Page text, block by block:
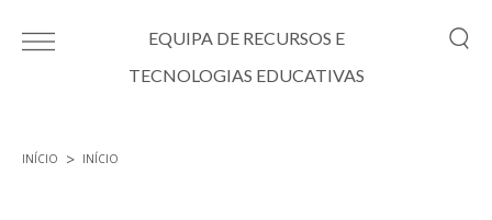
EQUIPA DE RECURSOS E
TECNOLOGIAS EDUCATIVAS
INÍCIO INÍCIO